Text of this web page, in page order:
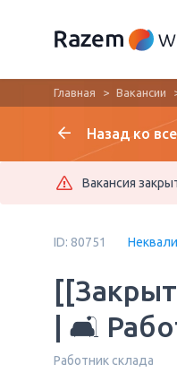
Главная Вакансии
Назад ко
Вакансия
ID: 80751
| 🛋️
Работник склада